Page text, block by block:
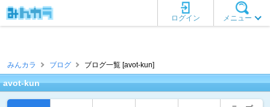
メニュー
ログイン
みんカラ ブログ ブログ一覧 [avot-kun]
avot-kun